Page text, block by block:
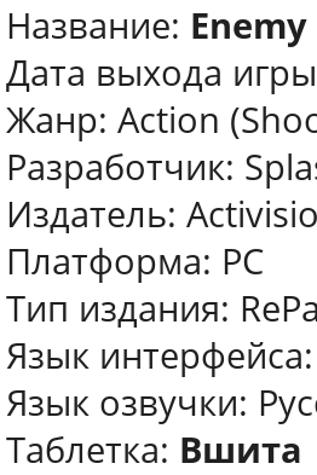
Название:
Дата выхода
Жанр: Action
Разработчик:
Издатель:
Платформа: PC
Тип издания:
Язык интерфейса:
Язык озвучки:
Таблетка: Вшита